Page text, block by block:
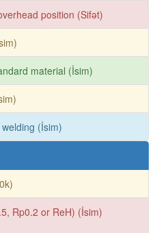
position (Sifət)
material (İsim)
(İsim)
Rp0.2 or ReH) (İsim)